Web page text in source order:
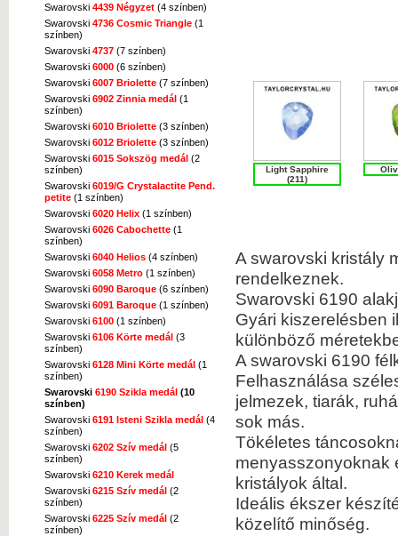
Swarovski 4439 Négyzet (4 színben)
Swarovski 4736 Cosmic Triangle (1
színben)
Swarovski 4737 (7 színben)
Swarovski 6000 (6 színben)
Swarovski 6007 Briolette (7 színben)
Swarovski 6902 Zinnia medál (1
színben)
Swarovski 6010 Briolette (3 színben)
Swarovski 6012 Briolette (3 színben)
Swarovski 6015 Sokszög medál (2
színben)
Swarovski 6019/G Crystalactite Pend.
petite (1 színben)
Swarovski 6020 Helix (1 színben)
Swarovski 6026 Cabochette (1
színben)
Swarovski 6040 Helios (4 színben)
Swarovski 6058 Metro (1 színben)
Swarovski 6090 Baroque (6 színben)
Swarovski 6091 Baroque (1 színben)
Swarovski 6100 (1 színben)
Swarovski 6106 Körte medál (3
színben)
Swarovski 6128 Mini Körte medál (1
színben)
Swarovski 6190 Szikla medál (10
színben)
Swarovski 6191 Isteni Szikla medál (4
színben)
Swarovski 6202 Szív medál (5
színben)
Swarovski 6210 Kerek medál
Swarovski 6215 Szív medál (2
színben)
Swarovski 6225 Szív medál (2
színben)
Light Sapphire
(211)
A swarovski kristály
rendelkeznek.
Swarovski 6190
Gyári kiszerelésben
különböző
A swarovski 6190
Felhasználása
jelmezek, tiarák,
sok más.
Tökéletes
menyasszonyoknak
kristályok által.
Ideális ékszer
közelítő minőség.